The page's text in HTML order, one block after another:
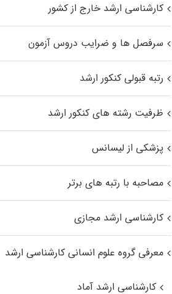
کارشناسی ارشد خارج از کشور
سرفصل ها و ضرایب دروس آزمون
رتبه قبولی کنکور ارشد
ظرفیت رشته های کنکور ارشد
پزشکی از لیسانس
مصاحبه با رتبه های برتر
کارشناسی ارشد مجازی
معرفی گروه علوم انسانی کارشناسی ارشد
کارشناسی ارشد آماد